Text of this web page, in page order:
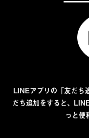
LINEアプリの「友だち
だち追加をすると、
っと便